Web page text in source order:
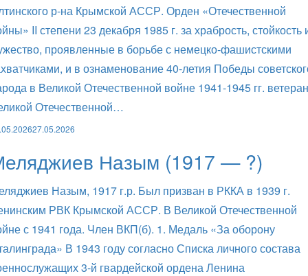
р-на Крымской АССР. Орден «Отечественной
II степени 23 декабря 1985 г. за храбрость, стойкость
проявленные в борьбе с немецко-фашистскими
и в ознаменование 40-летия Победы
в Великой Отечественной войне 1941-1945 гг. ветеран
Отечественной…
27.05.2026
Назым (1917 — ?)
Назым, 1917 г.р. Был призван в РККА в 1939 г.
РВК Крымской АССР. В Великой Отечественной
с 1941 года. Член ВКП(б). 1. Медаль «За оборону
В 1943 году согласно Списка личного состава
3-й гвардейской ордена Ленина